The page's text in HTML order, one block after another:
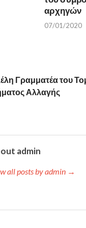
αρχηγών
07/01/2020
Γραμματέα του
Αλλαγής
admin
all posts by admin →